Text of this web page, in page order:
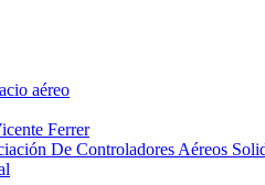
aéreo
Ferrer
De Controladores Aéreos